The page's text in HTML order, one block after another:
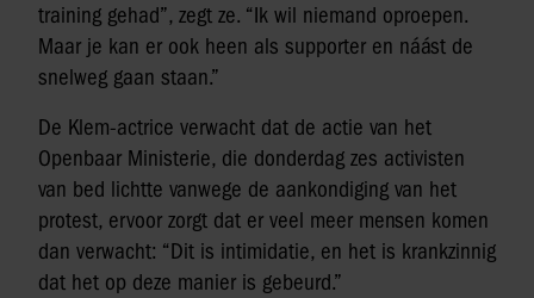
training gehad”, zegt ze. “Ik wil niemand oproepen.
Maar je kan er ook heen als supporter en náást de
snelweg gaan staan.”
De Klem-actrice verwacht dat de actie van het
Openbaar Ministerie, die donderdag zes activisten
van bed lichtte vanwege de aankondiging van het
protest, ervoor zorgt dat er veel meer mensen komen
dan verwacht: “Dit is intimidatie, en het is krankzinnig
dat het op deze manier is gebeurd.”